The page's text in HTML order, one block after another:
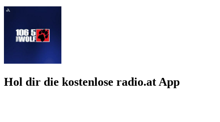
Hol dir die kostenlose radio.at App